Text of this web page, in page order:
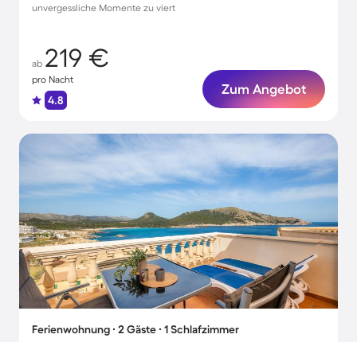
unvergessliche Momente zu viert
ab 219 €
pro Nacht
4.8
Zum Angebot
Ferienwohnung ∙ 2 Gäste ∙ 1 Schlafzimmer